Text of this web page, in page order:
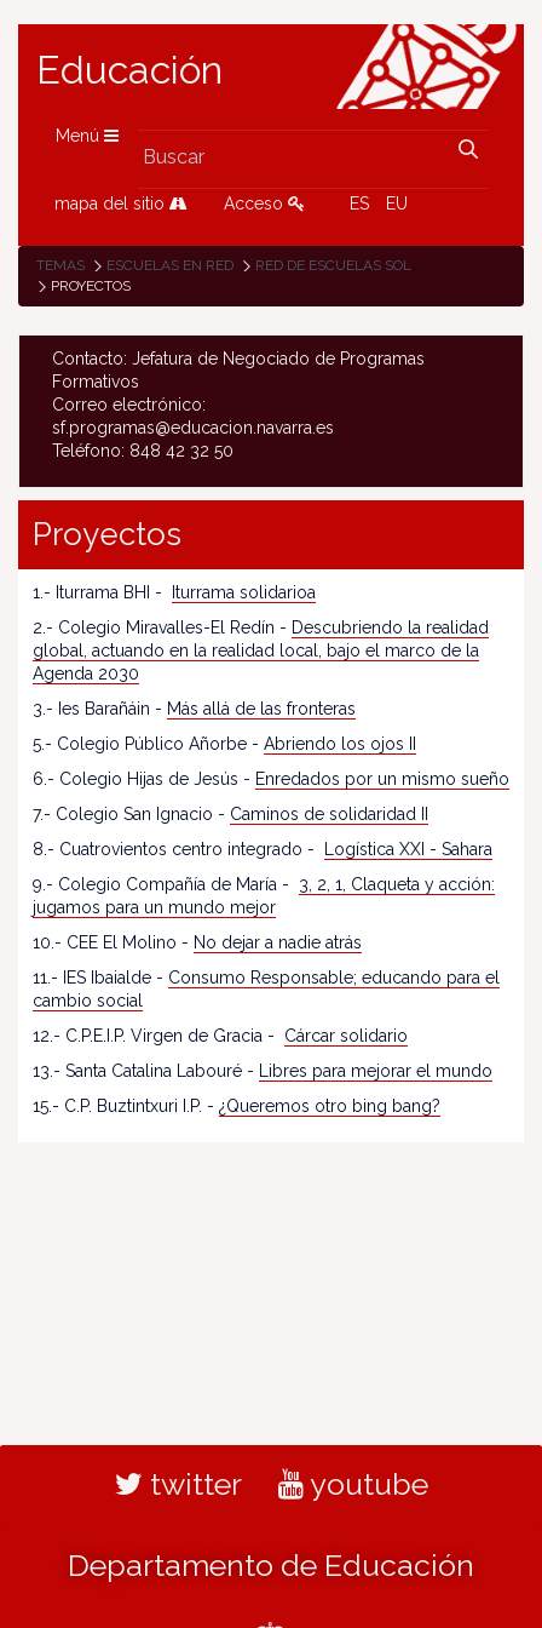
Educación
Menú
mapa del sitio Acceso ES EU
TEMAS ESCUELAS EN RED
RED DE ESCUELAS SOLIDARIAS
PROYECTOS
Contacto: Jefatura de Negociado de Programas
Formativos
Correo electrónico:
sf.programas@educacion.navarra.es
Teléfono: 848 42 32 50
Proyectos
1.- Iturrama BHI -
Iturrama solidarioa
2.- Colegio Miravalles-El Redín - Descubriendo la realidad
global, actuando en la realidad local, bajo el marco de la
Agenda 2030
3.- Ies Barañáin - Más allá de las fronteras
5.- Colegio Público Añorbe - Abriendo los ojos II
6.- Colegio Hijas de Jesús - Enredados por un mismo sueño
7.- Colegio San Ignacio - Caminos de solidaridad II
8.- Cuatrovientos centro integrado -
Logística XXI - Sahara
9.- Colegio Compañía de María - 3, 2, 1, Claqueta y acción:
jugamos para un mundo mejor
10.- CEE El Molino - No dejar a nadie atrás
11.- IES Ibaialde - Consumo Responsable; educando para el
cambio social
12.- C.P.E.I.P. Virgen de Gracia - Cárcar solidario
13.- Santa Catalina Labouré -
Libres para mejorar el mundo
15.- C.P. Buztintxuri I.P. - ¿Queremos otro bing bang?
twitter youtube
Departamento de Educación